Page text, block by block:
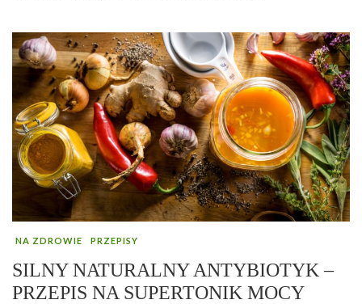
NA ZDROWIE PRZEPISY
SILNY NATURALNY ANTYBIOTYK –
PRZEPIS NA SUPERTONIK MOCY